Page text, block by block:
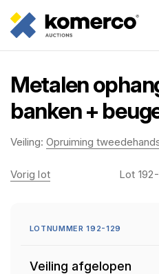
Metalen
banken +
Veiling: Opruiming
Vorig lot Lot
LOTNUMMER 192-129
Veiling afgelopen